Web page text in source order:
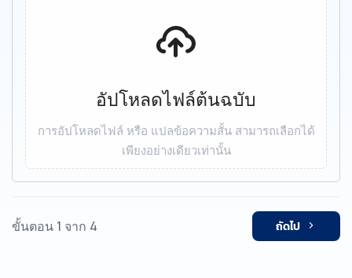
อัปโหลดไฟล์ต้นฉบับ
การอัปโหลดไฟล์ หรือ แปลข้อความสั้น สามารถเลือกได้
เพียงอย่างเดียวเท่านั้น
ขั้นตอน 1 จาก 4 ถัดไป